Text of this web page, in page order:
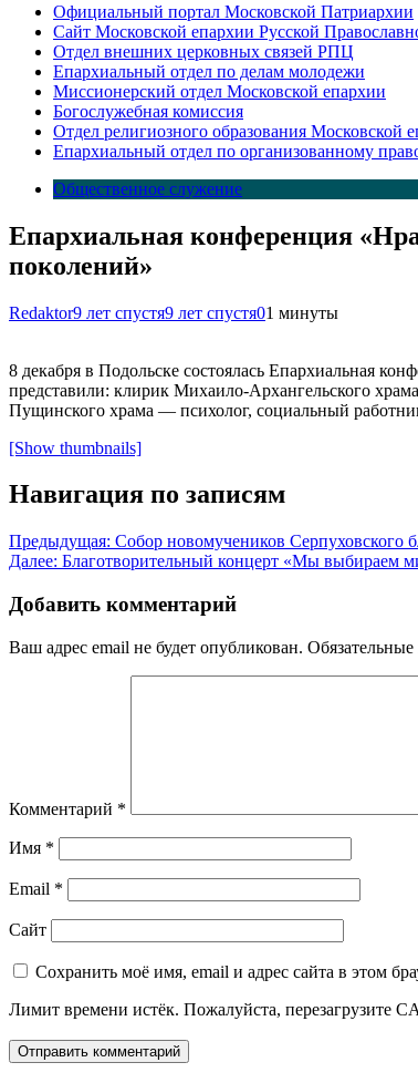
Официальный портал Московской Патриархии
Сайт Московской епархии Русской
Отдел внешних церковных связей РПЦ
Епархиальный отдел по делам молодежи
Миссионерский отдел Московской епархии
Богослужебная комиссия
Отдел религиозного образования Московской
Епархиальный отдел по организованному
Общественное служение
Епархиальная конференция
поколений»
Redaktor9 лет спустя9 лет спустя01 минуты
8 декабря в Подольске состоялась Епархиальная
представили: клирик Михаило-Архангельского
Пущинского храма — психолог, социальный
[Show thumbnails]
Навигация по записям
Предыдущая: Собор новомучеников Серпуховского
Далее: Благотворительный концерт «Мы выбираем
Добавить комментарий
Ваш адрес email не будет опубликован.
Комментарий *
Имя *
Email *
Сайт
Сохранить моё имя, email и адрес сайта в этом
Лимит времени истёк. Пожалуйста, перезагрузите